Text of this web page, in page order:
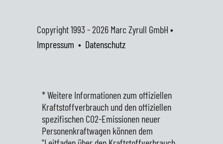
Copyright 1993 - 2026 Marc Zyrull GmbH •
Impressum • Datenschutz
* Weitere Informationen zum offiziellen
Kraftstoffverbrauch und den offiziellen
spezifischen CO2-Emissionen neuer
Personenkraftwagen können dem